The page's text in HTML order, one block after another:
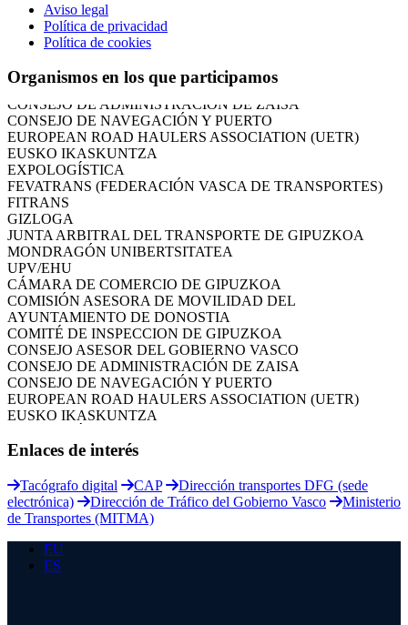
Aviso legal
Política de privacidad
Política de cookies
Organismos en los que participamos
CÁMARA DE COMERCIO DE GIPUZKOA
COMISIÓN ASESORA DE MOVILIDAD DEL
AYUNTAMIENTO DE DONOSTIA
CONSEJO ASESOR DEL GOBIERNO VASCO
CONSEJO DE NAVEGACIÓN Y PUERTO
EUROPEAN ROAD HAULERS ASSOCIATION (UETR)
EUSKO IKASKUNTZA
EXPOLOGÍSTICA
FEVATRANS (FEDERACIÓN VASCA DE TRANSPORTES)
FITRANS
GIZLOGA
JUNTA ARBITRAL DEL TRANSPORTE DE GIPUZKOA
MONDRAGÓN UNIBERTSITATEA
UPV/EHU
CÁMARA DE COMERCIO DE GIPUZKOA
COMISIÓN ASESORA DE MOVILIDAD DEL
AYUNTAMIENTO DE DONOSTIA
COMITÉ DE INSPECCION DE GIPUZKOA
CONSEJO ASESOR DEL GOBIERNO VASCO
CONSEJO DE ADMINISTRACIÓN DE ZAISA
CONSEJO DE NAVEGACIÓN Y PUERTO
EUROPEAN ROAD HAULERS ASSOCIATION (UETR)
EUSKO IKASKUNTZA
EXPOLOGÍSTICA
FEVATRANS (FEDERACIÓN VASCA DE TRANSPORTES)
FITRANS
JUNTA ARBITRAL DEL TRANSPORTE DE GIPUZKOA
MONDRAGÓN UNIBERTSITATEA
UPV/EHU
Enlaces de interés
Tacógrafo digital CAP
Dirección transportes DFG (sede
electrónica)
Dirección de Tráfico del Gobierno Vasco
Ministerio
de Transportes (MITMA)
EU
ES